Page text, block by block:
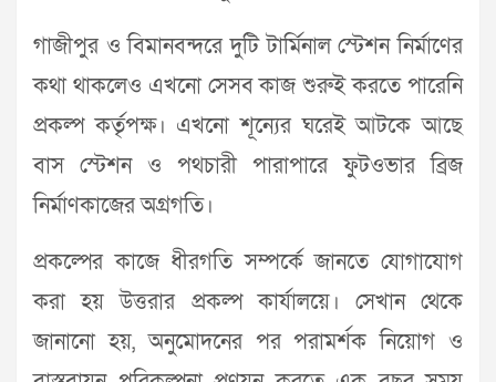
গাজীপুর ও বিমানবন্দরে দুটি টার্মিনাল স্টেশন নির্মাণের
কথা থাকলেও এখনো সেসব কাজ শুরুই করতে পারেনি
প্রকল্প কর্তৃপক্ষ। এখনো শূন্যের ঘরেই আটকে আছে
বাস স্টেশন ও পথচারী পারাপারে ফুটওভার ব্রিজ
নির্মাণকাজের অগ্রগতি।
প্রকল্পের কাজে ধীরগতি সম্পর্কে জানতে যোগাযোগ
করা হয় উত্তরার প্রকল্প কার্যালয়ে। সেখান থেকে
জানানো হয়, অনুমোদনের পর পরামর্শক নিয়োগ ও